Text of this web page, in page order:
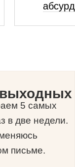
выходных
5 самых
в две недели.
письме.